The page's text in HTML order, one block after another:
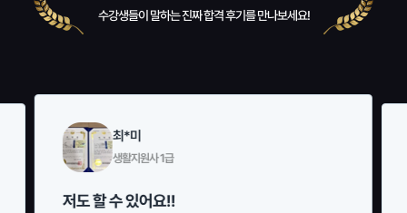
수강생들이 말하는 진짜 합격 후기를 만나보세요!
최*미
생활지원사 1급
저도 할 수 있어요!!